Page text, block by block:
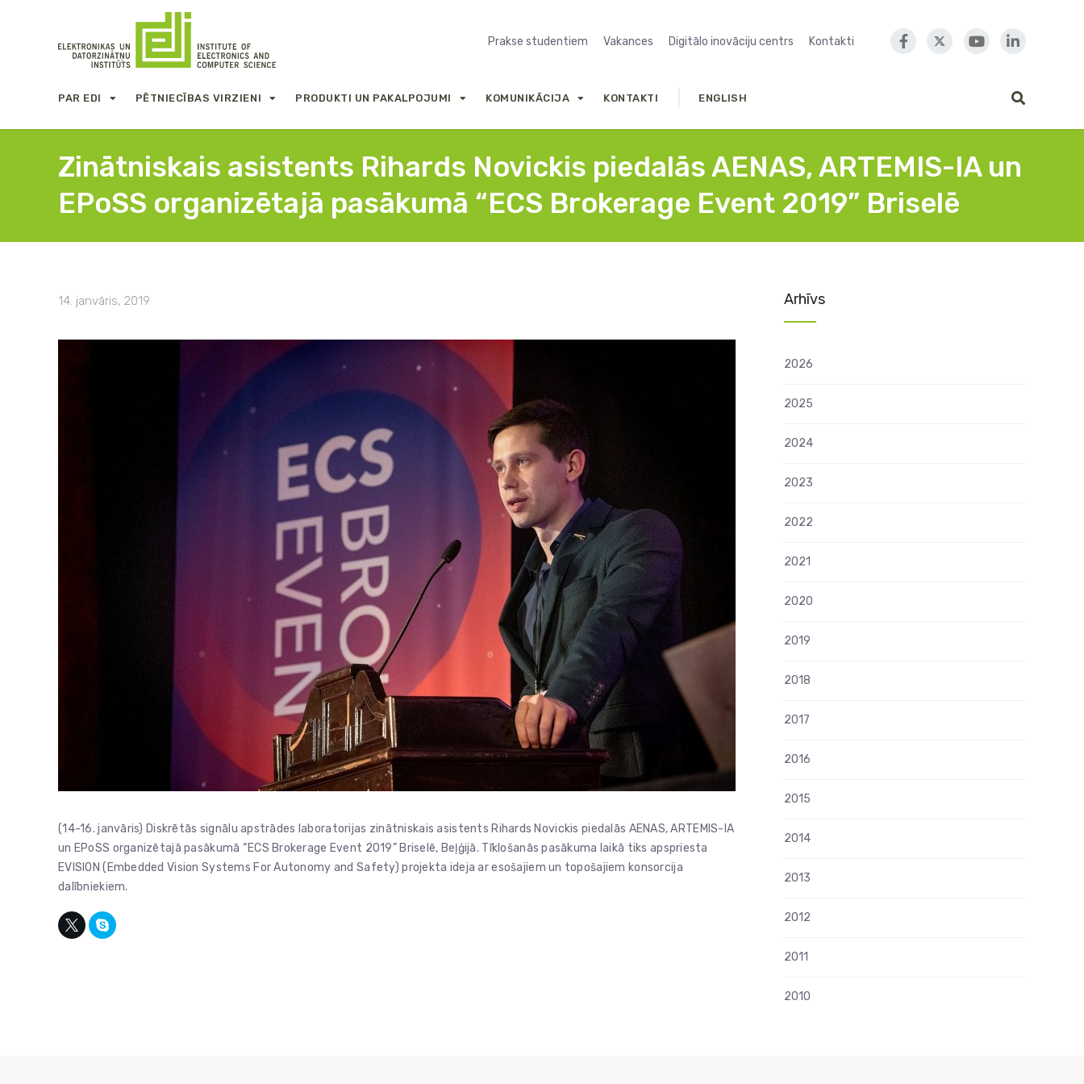
Prakse studentiem Vakances Digitālo inovāciju centrs Kontakti
PAR EDI PĒTNIECĪBAS VIRZIENI PRODUKTI UN PAKALPOJUMI KOMUNIKĀCIJA KONTAKTI ENGLISH
Zinātniskais asistents Rihards Novickis piedalās AENAS, ARTEMIS-IA un
EPoSS organizētajā pasākumā “ECS Brokerage Event 2019” Briselē
14. janvāris, 2019
(14-16. janvāris) Diskrētās signālu apstrādes laboratorijas zinātniskais asistents Rihards Novickis piedalās AENAS, ARTEMIS-IA
un EPoSS organizētajā pasākumā “ECS Brokerage Event 2019” Briselē, Beļģijā. Tīklošanās pasākuma laikā tiks apspriesta
EVISION (Embedded Vision Systems For Autonomy and Safety) projekta ideja ar esošajiem un topošajiem konsorcija
dalībniekiem.
Arhīvs
2026
2025
2024
2023
2022
2021
2020
2019
2018
2017
2016
2015
2014
2013
2012
2011
2010